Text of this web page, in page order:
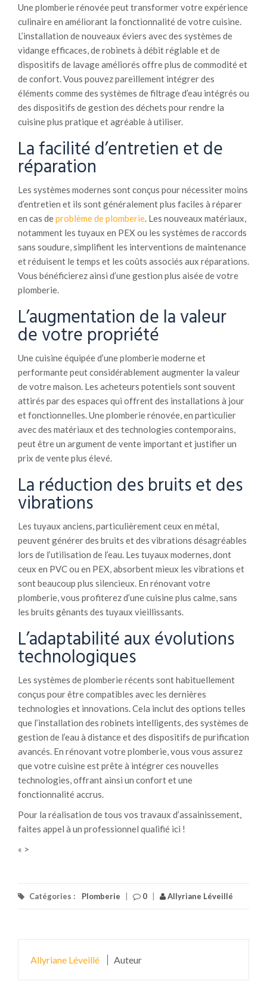
Une plomberie rénovée peut transformer votre expérience
culinaire en améliorant la fonctionnalité de votre cuisine.
L’installation de nouveaux éviers avec des systèmes de
vidange efficaces, de robinets à débit réglable et de
dispositifs de lavage améliorés offre plus de commodité et
de confort. Vous pouvez pareillement intégrer des
éléments comme des systèmes de filtrage d’eau intégrés ou
des dispositifs de gestion des déchets pour rendre la
cuisine plus pratique et agréable à utiliser.
La facilité d’entretien et de
réparation
Les systèmes modernes sont conçus pour nécessiter moins
d’entretien et ils sont généralement plus faciles à réparer
en cas deproblème de plomberie. Les nouveaux matériaux,
notamment les tuyaux en PEX ou les systèmes de raccords
sans soudure, simplifient les interventions de maintenance
et réduisent le temps et les coûts associés aux réparations.
Vous bénéficierez ainsi d’une gestion plus aisée de votre
plomberie.
L’augmentation de la valeur
de votre propriété
Une cuisine équipée d’une plomberie moderne et
performante peut considérablement augmenter la valeur
de votre maison. Les acheteurs potentiels sont souvent
attirés par des espaces qui offrent des installations à jour
et fonctionnelles. Une plomberie rénovée, en particulier
avec des matériaux et des technologies contemporains,
peut être un argument de vente important et justifier un
prix de vente plus élevé.
La réduction des bruits et des
vibrations
Les tuyaux anciens, particulièrement ceux en métal,
peuvent générer des bruits et des vibrations désagréables
lors de l’utilisation de l’eau. Les tuyaux modernes, dont
ceux en PVC ou en PEX, absorbent mieux les vibrations et
sont beaucoup plus silencieux. En rénovant votre
plomberie, vous profiterez d’une cuisine plus calme, sans
les bruits gênants des tuyaux vieillissants.
L’adaptabilité aux évolutions
technologiques
Les systèmes de plomberie récents sont habituellement
conçus pour être compatibles avec les dernières
technologies et innovations. Cela inclut des options telles
que l’installation des robinets intelligents, des systèmes de
gestion de l’eau à distance et des dispositifs de purification
avancés. En rénovant votre plomberie, vous vous assurez
que votre cuisine est prête à intégrer ces nouvelles
technologies, offrant ainsi un confort et une
fonctionnalité accrus.
Pour la réalisation de tous vos travaux d’assainissement,
faites appel à un professionnel qualifié ici !
« >
Catégories : Plomberie 0 Allyriane Léveillé
Allyriane Léveillé Auteur